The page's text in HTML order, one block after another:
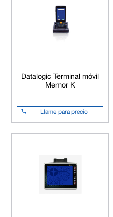
Datalogic Terminal móvil
Memor K
Llame para precio